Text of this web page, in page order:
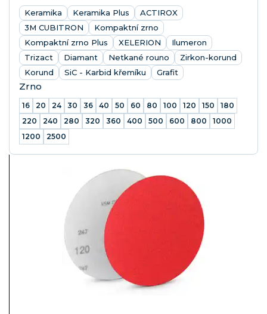
Keramika Keramika Plus
ACTIROX
3M CUBITRON
Kompaktní zrno
Kompaktní zrno Plus
XELERION
Ilumeron
Trizact
Diamant Netkané rouno
Zirkon-korund
Korund
SiC - Karbid křemíku Grafit
Zrno
16 20 24 30 36 40 50 60 80 100 120 150
180
220
240 280 320 360 400 500 600 800
1000
1200
2500